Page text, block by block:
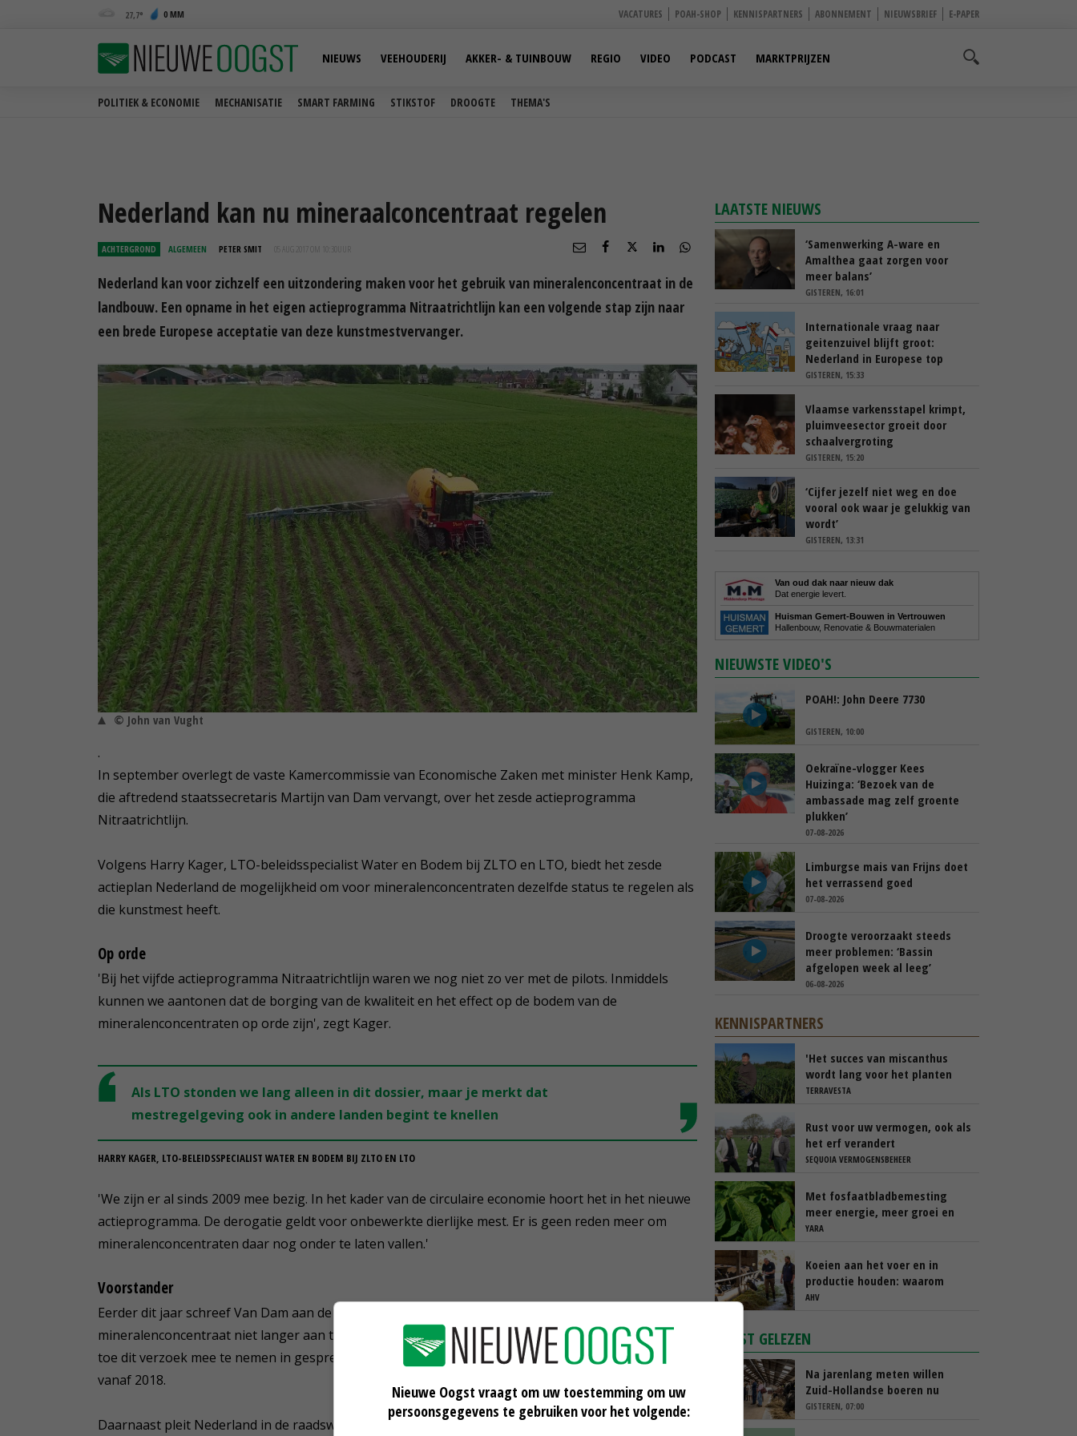
27,7 0 MM VACATURES POAH-SHOP KENNISPARTNERS ABONNEMENT NIEUWSBRIEF E-PAPER
POLITIEK & ECONOMIE MECHANISATIE SMART FARMING STIKSTOF DROOGTE THEMA'S
NIEUWS VEEHOUDERIJ AKKER- & TUINBOUW REGIO VIDEO PODCAST MARKTPRIJZEN
Nederland kan nu mineraalconcentraat regelen
ACHTERGROND ALGEMEEN PETER SMIT 05 AUG 2017 OM 10:30
Nederland kan voor zichzelf een uitzondering maken voor het gebruik van mineralenconcentraat in de
landbouw. Een opname in het eigen actieprogramma Nitraatrichtlijn kan een volgende stap zijn naar
een brede Europese acceptatie van deze kunstmestvervanger.
© John van Vught
.
In september overlegt de vaste Kamercommissie van Economische Zaken met minister Henk Kamp,
die aftredend staatssecretaris Martijn van Dam vervangt, over het zesde actieprogramma
Nitraatrichtlijn.
Volgens Harry Kager, LTO-beleidsspecialist Water en Bodem bij ZLTO en LTO, biedt het zesde
actieplan Nederland de mogelijkheid om voor mineralenconcentraten dezelfde status te regelen als
die kunstmest heeft.
Op orde
'Bij het vijfde actieprogramma Nitraatrichtlijn waren we nog niet zo ver met de pilots. Inmiddels
kunnen we aantonen dat de borging van de kwaliteit en het effect op de bodem van de
mineralenconcentraten op orde zijn', zegt Kager.
Als LTO stonden we lang alleen in dit dossier, maar je merkt dat
mestregelgeving ook in andere landen begint te knellen
HARRY KAGER, LTO-BELEIDSSPECIALIST WATER EN BODEM BIJ ZLTO EN LTO
'We zijn er al sinds 2009 mee bezig. In het kader van de circulaire economie hoort het in het nieuwe
actieprogramma. De derogatie geldt voor onbewerkte dierlijke mest. Er is geen reden meer om
mineralenconcentraten daar nog onder te laten vallen.'
Voorstander
Eerder dit jaar schreef Van Dam aan de Tweede Kamer dat hij er voorstander van is om
mineralenconcentraat niet langer aan te merken als dierlijke mest, maar als kunstmest. Hij zegde
toe dit verzoek mee te nemen in gesprekken met de Europese Commissie over de totale derogatie
vanaf 2018.
Daarnaast pleit Nederland in de raadswerkgroep die de herziening van de EU-
LAATSTE NIEUWS
‘Samenwerking A-ware en
Amalthea gaat zorgen voor
meer balans’
GISTEREN, 16:01
Internationale vraag naar
geitenzuivel blijft groot:
Nederland in Europese top
GISTEREN, 15:33
Vlaamse varkensstapel krimpt,
pluimveesector groeit door
schaalvergroting
GISTEREN, 15:20
‘Cijfer jezelf niet weg en doe
vooral ook waar je gelukkig van
wordt’
GISTEREN, 13:31
Van oud dak naar nieuw dak
Dat energie levert.
Huisman Gemert-Bouwen in Vertrouwen
Hallenbouw, Renovatie & Bouwmaterialen
NIEUWSTE VIDEO'S
POAH!: John Deere 7730
GISTEREN, 10:00
Oekraïne-vlogger Kees
Huizinga: ‘Bezoek van de
ambassade mag zelf groente
plukken’
07-08-2026
Limburgse mais van Frijns doet
het verrassend goed
07-08-2026
Droogte veroorzaakt steeds
meer problemen: ‘Bassin
afgelopen week al leeg’
06-08-2026
KENNISPARTNERS
'Het succes van miscanthus
wordt lang voor het planten
beslist'
TERRAVESTA
Rust voor uw vermogen, ook als
het erf verandert
SEQUOIA VERMOGENSBEHEER
Met fosfaatbladbemesting
meer energie, meer groei en
meer knollen
YARA
Koeien aan het voer en in
productie houden: waarom
‘immuunmodulatie’ belangrijk
AHV
MEEST GELEZEN
Na jarenlang meten willen
Zuid-Hollandse boeren nu
erkenning
GISTEREN, 07:00
Nieuwe Oogst vraagt om uw toestemming om uw
persoonsgegevens te gebruiken voor het volgende: